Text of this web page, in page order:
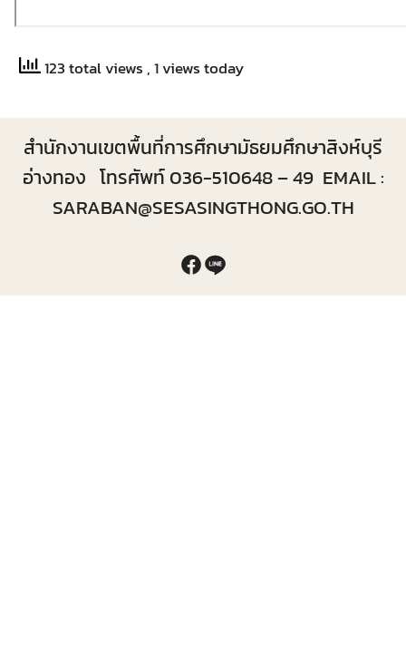
123 total views , 1 views today
สำนักงานเขตพื้นที่การศึกษามัธยมศึกษาสิงห์บุรี
อ่างทอง โทรศัพท์ 036-510648 – 49 EMAIL :
SARABAN@SESASINGTHONG.GO.TH